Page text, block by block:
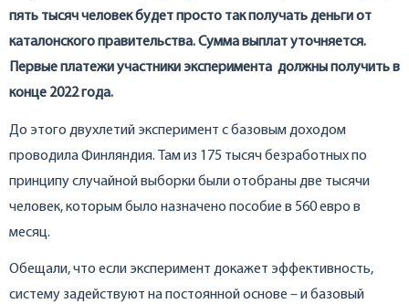
пять тысяч человек будет просто так получать деньги от
каталонского правительства. Сумма выплат уточняется.
Первые платежи участники эксперимента должны получить в
конце 2022 года.
До этого двухлетий эксперимент с базовым доходом
проводила Финляндия. Там из 175 тысяч безработных по
принципу случайной выборки были отобраны две тысячи
человек, которым было назначено пособие в 560 евро в
месяц.
Обещали, что если эксперимент докажет эффективность,
систему задействуют на постоянной основе – и базовый